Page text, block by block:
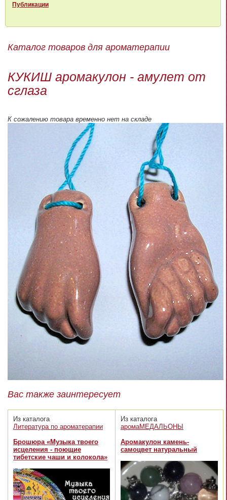
Публикации
Каталог товаров для ароматерапии
КУКИШ аромакулон - амулет от
сглаза
К сожалению товара временно нет на складе
Вас также заинтересует
Из каталога
Литература по ароматерапии
Брошюра «Музыка твоего
исцеления - поющие
тибетские чаши и колокола»
Из каталога
аромаМЕДАЛЬОНЫ
Аромакулон камень-
самоцвет натуральный